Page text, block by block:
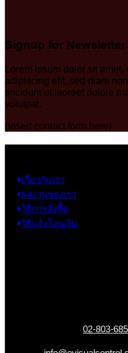
Signup for Newsletter
Lorem ipsum dolor sit
adipiscing elit, sed diam
tincidunt ut laoreet dolore
volutpat.
(insert contact form here)
เกี่ยวกับเรา
ผลงานของเรา
วิธีการสั่งซื้อ
วิธีแจ้งโอนเงิน
02-803-